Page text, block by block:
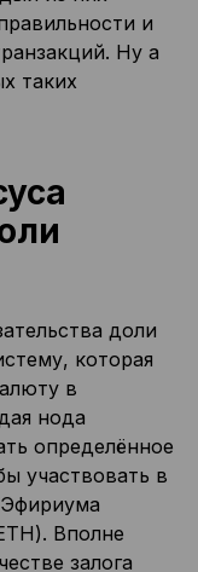
и
Ну а
таких
доли
которая
в
нода
определённое
участвовать в
Вполне
залога